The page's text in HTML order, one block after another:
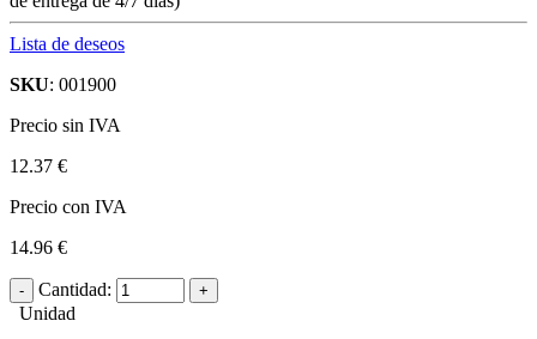
Lista de deseos
SKU: 001900
Precio sin IVA
12.37 €
Precio con IVA
14.96 €
Cantidad:
Unidad